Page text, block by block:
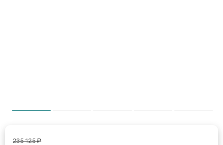
235 125 ₽